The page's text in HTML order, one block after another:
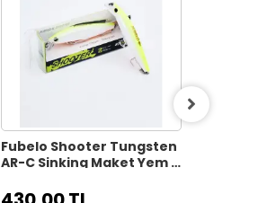
Fubelo Shooter Tungsten
AR-C Sinking Maket Yem 8